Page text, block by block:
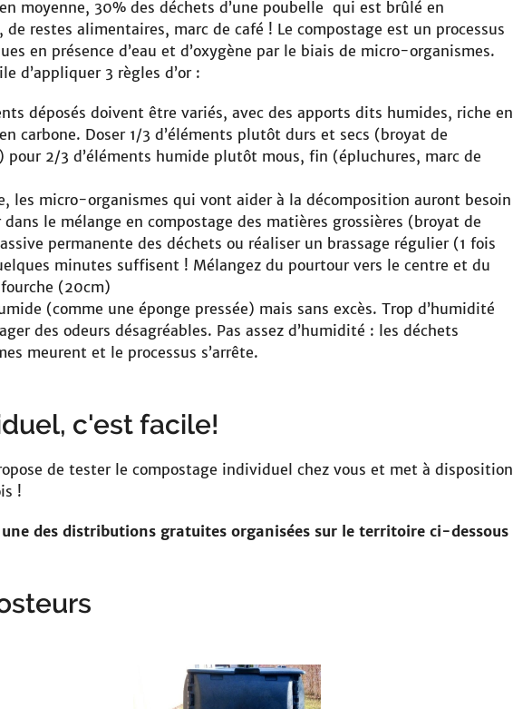
moyenne, 30% des déchets d’une poubelle qui est brûlé en
restes alimentaires, marc de café ! Le compostage est un processus
en présence d’eau et d’oxygène par le biais de micro-organismes.
d’appliquer 3 règles d’or :
déposés doivent être variés, avec des apports dits humides, riche en
carbone. Doser 1/3 d’éléments plutôt durs et secs (broyat de
2/3 d’éléments humide plutôt mous, fin (épluchures, marc de
les micro-organismes qui vont aider à la décomposition auront besoin
le mélange en compostage des matières grossières (broyat de
permanente des déchets ou réaliser un brassage régulier (1 fois
minutes suffisent ! Mélangez du pourtour vers le centre et du
(20cm)
(comme une éponge pressée) mais sans excès. Trop d’humidité
des odeurs désagréables. Pas assez d’humidité : les déchets
meurent et le processus s’arrête.
c'est facile!
de tester le compostage individuel chez vous et met à disposition
!
des distributions gratuites organisées sur le territoire ci-dessous